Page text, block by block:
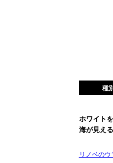
種
ホワイト
海が見え
リノベの